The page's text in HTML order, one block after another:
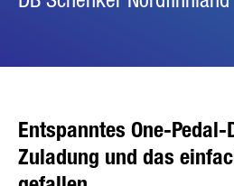
Entspanntes One-
Zuladung und das